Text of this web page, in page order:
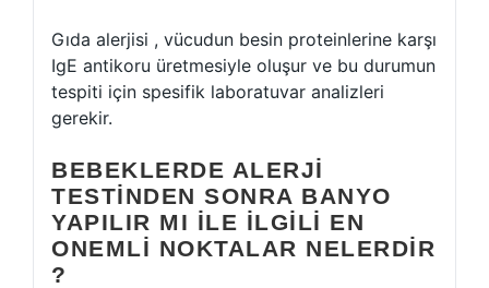
Gıda alerjisi , vücudun besin proteinlerine karşı
IgE antikoru üretmesiyle oluşur ve bu durumun
tespiti için spesifik laboratuvar analizleri
gerekir.
BEBEKLERDE ALERJI
TESTINDEN SONRA BANYO
YAPILIR MI ILE ILGILI EN
ONEMLI NOKTALAR NELERDIR
?